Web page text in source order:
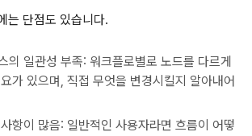
단점도 있습니다.
의 일관성 부족: 워크플로별로 노드를 다르게
가 있으며, 직접 무엇을 변경시킬지 알아내어
항이 많음: 일반적인 사용자라면 흐름이 어떻